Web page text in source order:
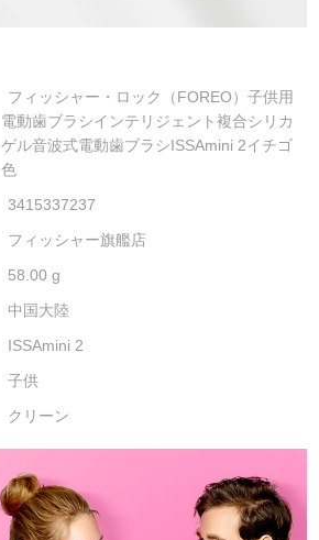
フィッシャー・ロック（FOREO）子供用
電動歯ブラシインテリジェント複合シリカ
ゲル音波式電動歯ブラシISSAmini 2イチゴ
色
3415337237
フィッシャー旗艦店
58.00 g
中国大陸
ISSAmini 2
子供
クリーン